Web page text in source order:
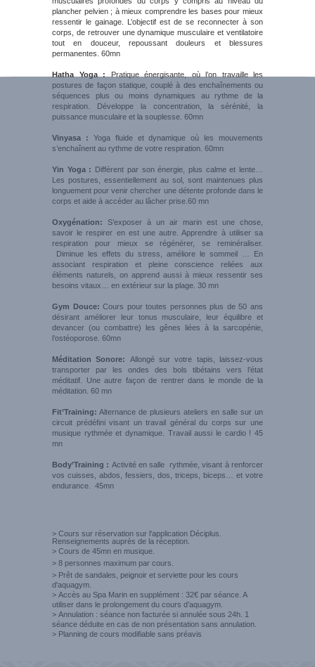
plancher pelvien ; à mieux comprendre les bases pour mieux
ressentir le gainage. L’objectif est de se reconnecter à son
corps, de retrouver une dynamique musculaire et ventilatoire
tout en douceur, repoussant douleurs et blessures
permanentes. 60mn
Hatha Yoga : Pratique énergisante, où l’on travaille les
postures de façon statique, couplé à des enchaînements ou
séquences plus ou moins dynamiques au rythme de la
respiration. Développe la concentration, la sérénité, la
puissance musculaire et la souplesse. 60mn
Vinyasa : Yoga fluide et dynamique où les mouvements
s’enchaînent au rythme de votre respiration. 60mn
Yin Yoga : Différent par son énergie, plus calme et lente…
Les postures, essentiellement au sol, sont maintenues plus
longuement pour venir chercher une détente profonde dans le
corps et aide à accéder au lâcher prise.60 mn
Oxygénation: S’exposer à un air marin est une chose,
savoir le respirer en est une autre. Apprendre à utiliser sa
respiration pour mieux se régénérer, se reminéraliser.
Diminue les effets du stress, améliore le sommeil … En
associant respiration et pleine conscience reliées aux
éléments naturels, on apprend aussi à mieux ressentir ses
besoins vitaux… en extérieur sur la plage. 30 mn
Gym Douce: Cours pour toutes personnes plus de 50 ans
désirant améliorer leur tonus musculaire, leur équilibre et
devancer (ou combattre) les gênes liées à la sarcopénie,
l’ostéoporose. 60mn
Méditation Sonore: Allongé sur votre tapis, laissez-vous
transporter par les ondes des bols tibétains vers l’état
méditatif. Une autre façon de rentrer dans le monde de la
méditation. 60 mn
Fit’Training: Alternance de plusieurs ateliers en salle sur un
circuit prédéfini visant un travail général du corps sur une
musique rythmée et dynamique. Travail aussi le cardio ! 45
mn
Body’Training : Activité en salle rythmée, visant à renforcer
vos cuisses, abdos, fessiers, dos, triceps, biceps… et votre
endurance. 45mn
> Cours sur réservation sur l'application Déciplus.
Renseignements auprès de la réception.
> Cours de 45mn en musique.
> 8 personnes maximum par cours.
> Prêt de sandales, peignoir et serviette pour les cours
d'aquagym.
> Accès au Spa Marin en supplément : 32€ par séance. A
utiliser dans le prolongement du cours d’aquagym.
> Annulation : séance non facturée si annulée sous 24h. 1
séance déduite en cas de non présentation sans annulation.
> Planning de cours modifiable sans préavis